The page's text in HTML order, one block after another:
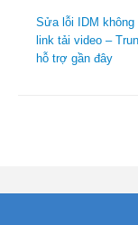
Sửa lỗi IDM
link tải video –
hỗ trợ gần đây